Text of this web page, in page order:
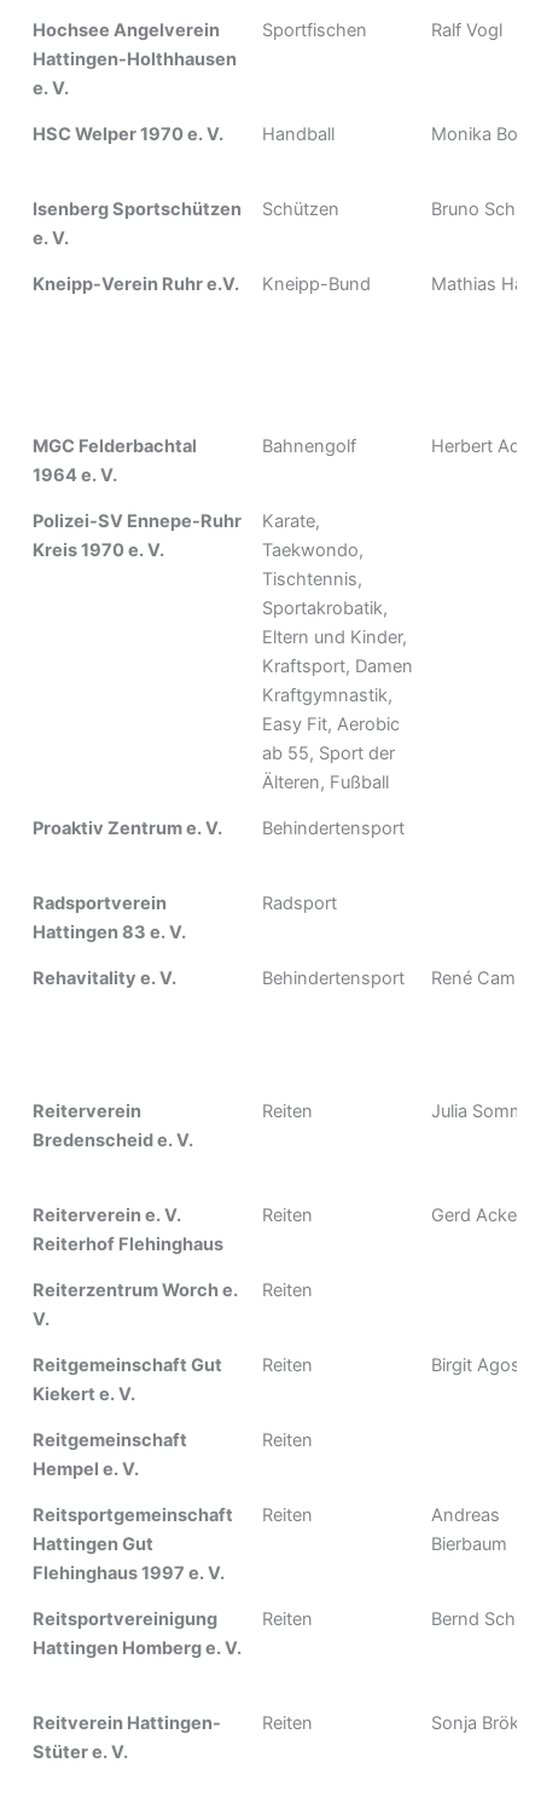
Hochsee Angelverein
Hattingen-Holthhausen
e. V.
Sportfischen Ralf Vogl
HSC Welper 1970 e. V. Handball Monika Bohn
Isenberg Sportschützen
e. V.
Schützen Bruno
Kneipp-Verein Ruhr e.V. Kneipp-Bund Mathias
MGC Felderbachtal
1964 e. V.
Bahnengolf Herbert
Polizei-SV Ennepe-Ruhr
Kreis 1970 e. V.
Karate,
Taekwondo,
Tischtennis,
Sportakrobatik,
Eltern und Kinder,
Kraftsport, Damen
Kraftgymnastik,
Easy Fit, Aerobic
ab 55, Sport der
Älteren, Fußball
Proaktiv Zentrum e. V. Behindertensport
Radsportverein
Hattingen 83 e. V.
Radsport
Rehavitality e. V. Behindertensport René
Reiterverein
Bredenscheid e. V.
Reiten Julia Sommer
Reiterverein e. V.
Reiterhof Flehinghaus
Reiten Gerd
Reiterzentrum Worch e.
V.
Reiten
Reitgemeinschaft Gut
Kiekert e. V.
Reiten Birgit Agosti
Reitgemeinschaft
Hempel e. V.
Reiten
Reitsportgemeinschaft
Hattingen Gut
Flehinghaus 1997 e. V.
Reiten
Andreas
Bierbaum
Reitsportvereinigung
Hattingen Homberg e. V.
Reiten Bernd
Reitverein Hattingen-
Stüter e. V.
Reiten Sonja Bröker